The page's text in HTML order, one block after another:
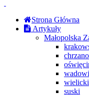
Strona Główna
Artykuły
Małopolska
wielicki
suski